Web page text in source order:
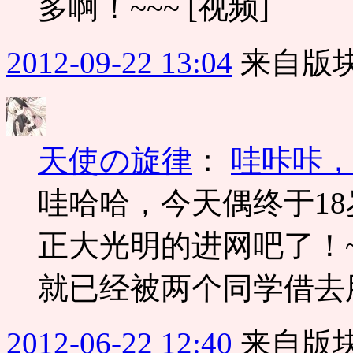
多啊！~~~ [视频]
2012-09-22 13:04 来自版
天使の旋律 ： 哇咔咔
哇哈哈，今天偶终于
正大光明的进网吧了
就已经被两个同学借去
2012-06-22 12:40 来自版